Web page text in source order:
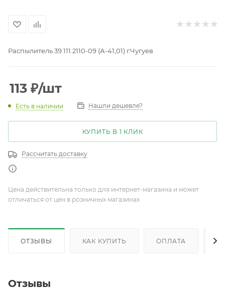
Распылитель 39.111.2110-09 (А-41,01) г.Чугуев
113 ₽/шт
Есть в наличии Нашли дешевле?
КУПИТЬ В 1 КЛИК
Рассчитать доставку
Цена действительна только для интернет-магазина и может
отличаться от цен в розничных магазинах
ОТЗЫВЫ КАК КУПИТЬ ОПЛАТА
Отзывы